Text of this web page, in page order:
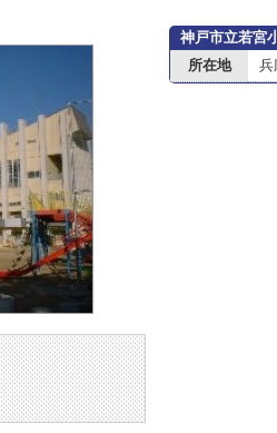
神戸市立若宮
所在地
兵